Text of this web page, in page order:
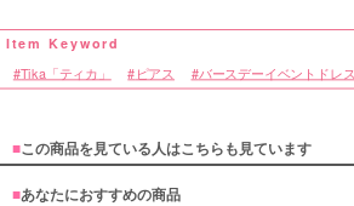
Tika「ティカ」 ピアス バースデーイベントドレス
■この商品を見ている人はこちらも見ています
■あなたにおすすめの商品